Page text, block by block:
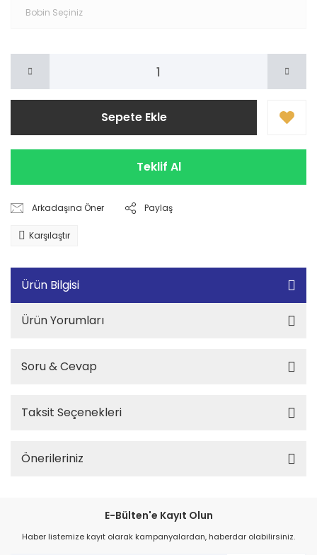
Sepete Ekle
Teklif Al
Arkadaşına Öner Paylaş
Karşılaştır
Ürün Bilgisi
Ürün Yorumları
Soru & Cevap
Taksit Seçenekleri
Önerileriniz
E-Bülten'e Kayıt Olun
Haber listemize kayıt olarak kampanyalardan, haberdar olabilirsiniz.